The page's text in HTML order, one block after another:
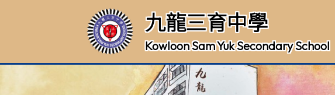
九龍三育中學
Kowloon Sam Yuk Secondary School